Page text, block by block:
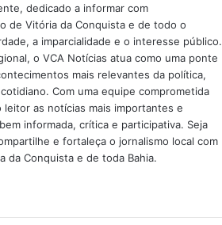
dedicado a informar com
de Vitória da Conquista e de todo o
a imparcialidade e o interesse público.
o VCA Notícias atua como uma ponte
mais relevantes da política,
Com uma equipe comprometida
as notícias mais importantes e
informada, crítica e participativa. Seja
e fortaleça o jornalismo local com
da Conquista e de toda Bahia.